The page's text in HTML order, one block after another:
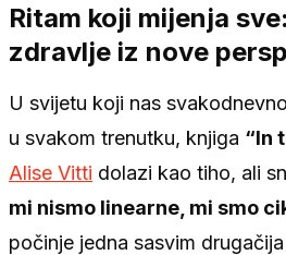
Ritam koji mijenja
zdravlje iz nove
U svijetu koji nas
u svakom trenutku, knjiga “In
Alise Vitti dolazi kao tiho, ali
mi nismo linearne, mi smo
počinje jedna sasvim